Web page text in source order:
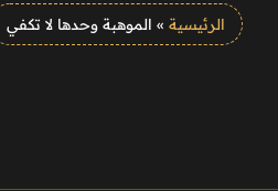
الرئيسية » الموهبة وحدها لا تكفي